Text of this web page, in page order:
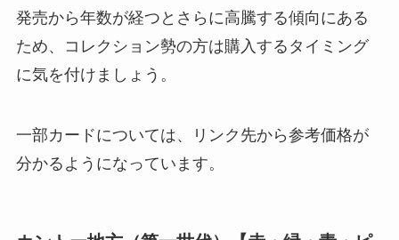
発売から年数が経つとさらに高騰する傾向にある
ため、コレクション勢の方は購入するタイミング
に気を付けましょう。
一部カードについては、リンク先から参考価格が
分かるようになっています。